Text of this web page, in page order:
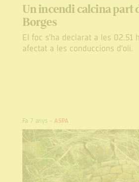
Un incendi calcina part
Borges
El foc s'ha declarat a les 02.51
afectat a les conduccions d'oli.
Fa 7 anys - ASPA